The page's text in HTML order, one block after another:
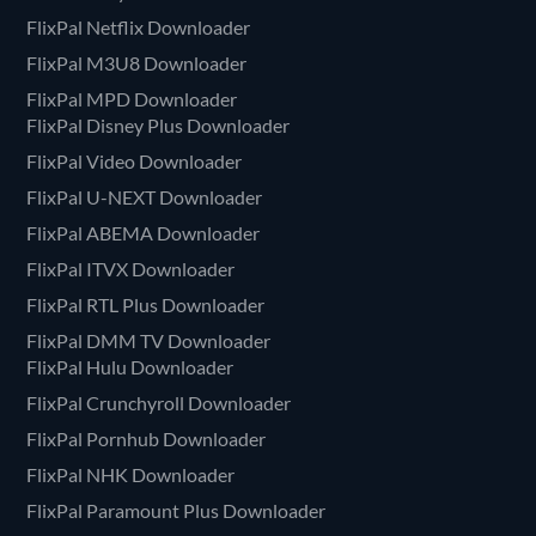
FlixPal Netflix Downloader
FlixPal M3U8 Downloader
FlixPal MPD Downloader
FlixPal Disney Plus Downloader
FlixPal Video Downloader
FlixPal U-NEXT Downloader
FlixPal ABEMA Downloader
FlixPal ITVX Downloader
FlixPal RTL Plus Downloader
FlixPal DMM TV Downloader
FlixPal Hulu Downloader
FlixPal Crunchyroll Downloader
FlixPal Pornhub Downloader
FlixPal NHK Downloader
FlixPal Paramount Plus Downloader